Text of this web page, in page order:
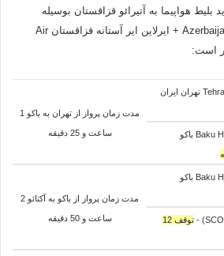
هواپیما به آتیرائو قزاقستان بوسیله
ایرلاین آذربایجان Azerbaijan Airlines + ایرلاین ایر آستانه قزاقستان Air
فرودگاه امام خمینی Tehran Khomeini تهران ایران
مدت زمان پرواز از تهران به باکو 1
ساعت و 25 دقیقه فرودگاه حیدر علی اف Baku Heydar Int باکو
فرودگاه حیدر علی اف Baku Heydar Int باکو
مدت زمان پرواز از باکو به آکتائو 2
ساعت و 50 دقیقه توقف 12